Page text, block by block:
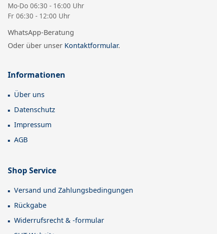
Mo-Do 06:30 - 16:00 Uhr
Fr 06:30 - 12:00 Uhr
WhatsApp-Beratung
Oder über unser Kontaktformular.
Informationen
Über uns
Datenschutz
Impressum
AGB
Shop Service
Versand und Zahlungsbedingungen
Rückgabe
Widerrufsrecht & -formular